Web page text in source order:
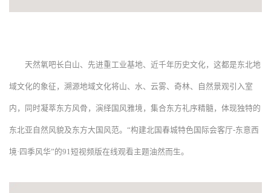
天然氧吧长白山、先进重工业基地、近千年历史文化，这都是东北地
域文化的象征，溯源地域文化将山、水、云雾、奇林、自然景观引入室
内，同时凝萃东方风骨，演绎国风雅境，集合东方礼序精髓，体现独特的
东北亚自然风貌及东方大国风范。“构建北国春城特色国际会客厅-东意西
境·四季风华”的91短视频版在线观看主题油然而生。